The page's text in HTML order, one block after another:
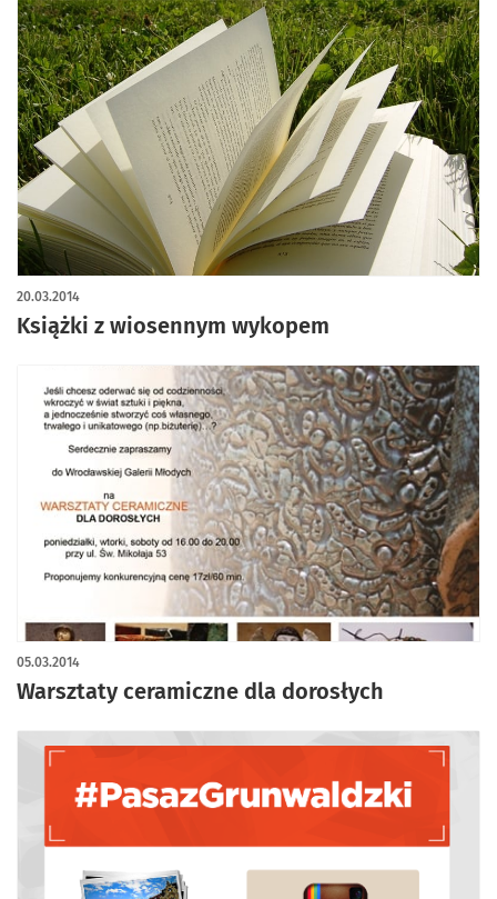
Książki z wiosennym wykopem
20.03.2014
Warsztaty ceramiczne dla dorosłych
05.03.2014